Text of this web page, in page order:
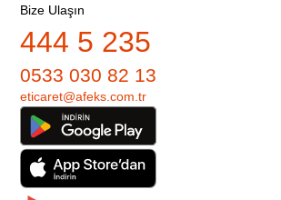
Bize Ulaşın
444 5 235
0533 030 82 13
eticaret@afeks.com.tr